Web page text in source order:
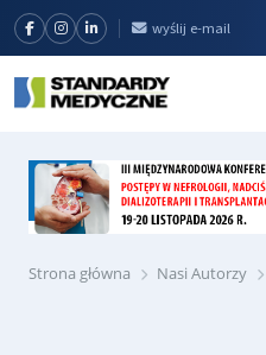
wyślij e-mail
Strona główna Nasi Autorzy